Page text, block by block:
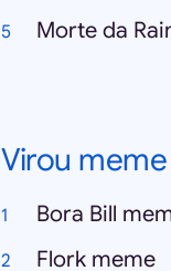
Morte da
Virou meme
Bora Bill
Flork meme